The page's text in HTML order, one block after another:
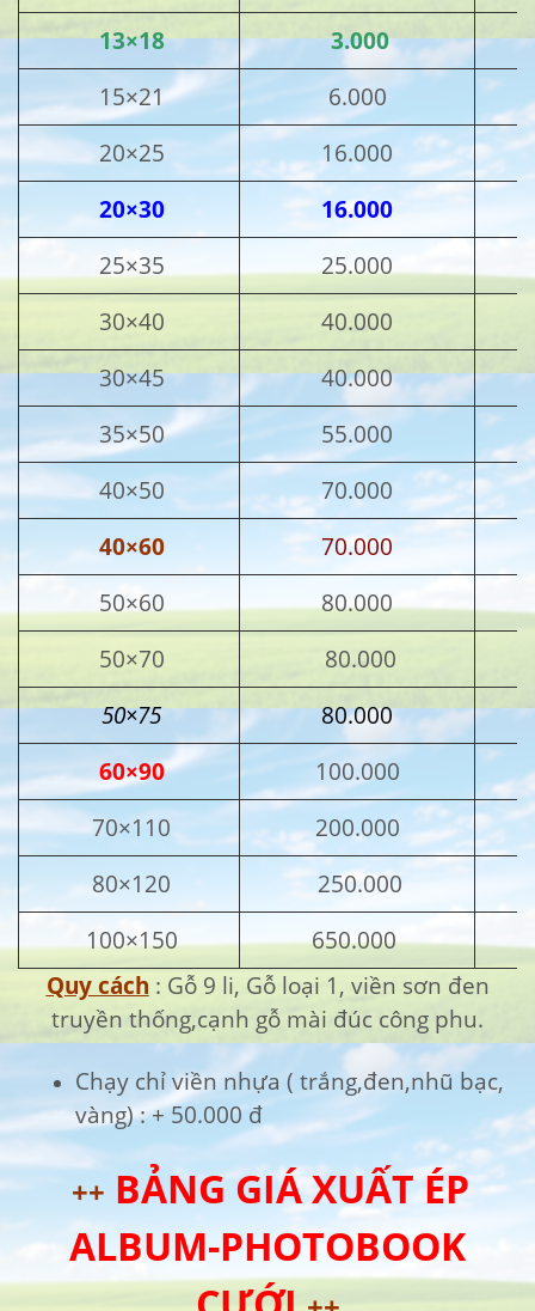
13×18
3.000
15×21
6.000
20×25
16.000
20×30
16.000
25×35
25.000
30×40
40.000
30×45
40.000
35×50
55.000
40×50
70.000
40×60
70.000
50×60
80.000
50×70
80.000
50×75
80.000
60×90
100.000
70×110
200.000
80×120
250.000
100×150
650.000
Quy cách : Gỗ 9 li, Gỗ loại 1, viền sơn đen
truyền thống,cạnh gỗ mài đúc công phu.
Chạy chỉ viền nhựa ( trắng,đen,nhũ bạc,
vàng) : + 50.000 đ
++ BẢNG GIÁ XUẤT ÉP
ALBUM-PHOTOBOOK